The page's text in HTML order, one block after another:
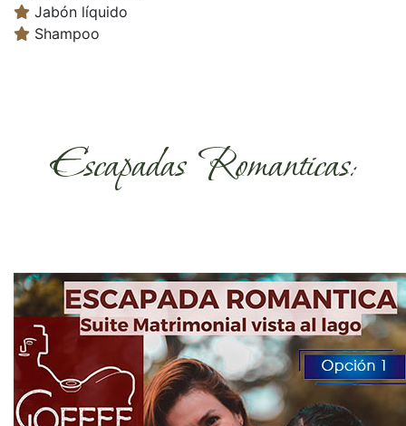
Jabón líquido
Shampoo
Escapadas Romanticas: